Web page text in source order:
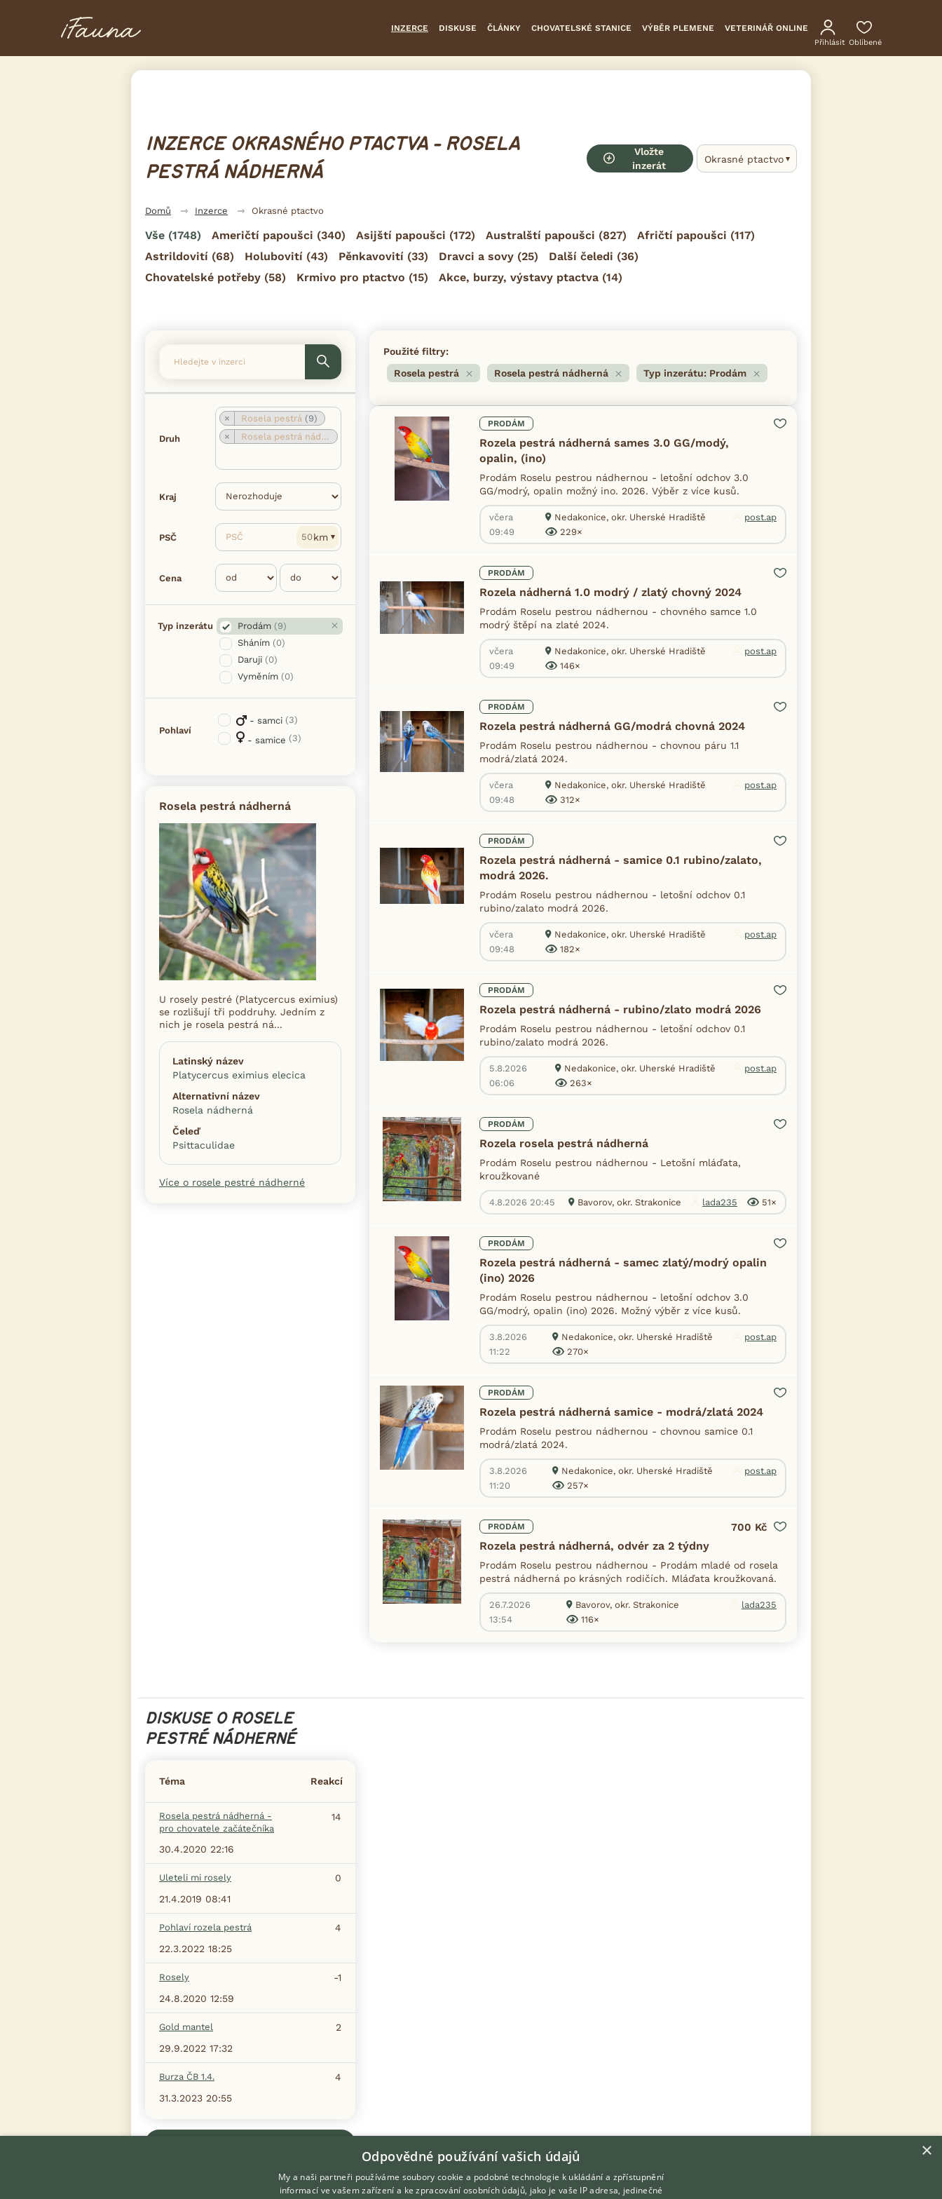
INZERCE DISKUSE ČLÁNKY CHOVATELSKÉ STANICE VÝBĚR PLEMENE VETERINÁŘ ONLINE
Přihlásit Oblíbené
INZERCE OKRASNÉHO PTACTVA - ROSELA
PESTRÁ NÁDHERNÁ
Vložte
inzerát
Okrasné ptactvo
Domů Inzerce Okrasné ptactvo
Vše (1748) Američtí papoušci (340) Asijští papoušci (172) Australští papoušci (827) Afričtí papoušci (117)
Astrildovití (68) Holubovití (43) Pěnkavovití (33) Dravci a sovy (25) Další čeledi (36)
Chovatelské potřeby (58) Krmivo pro ptactvo (15) Akce, burzy, výstavy ptactva (14)
Druh
× Rosela pestrá (9)
×
Rosela pestrá nádherná
Kraj
PSČ PSČ km
Cena
Typ inzerátu Prodám (9)
Sháním (0)
Daruji (0)
Vyměním (0)
Pohlaví
- samci (3)
- samice (3)
Rosela pestrá nádherná
U rosely pestré (Platycercus eximius)
se rozlišují tři poddruhy. Jedním z
nich je rosela pestrá ná...
Latinský název
Platycercus eximius elecica
Alternativní název
Rosela nádherná
Čeleď
Psittaculidae
Více o rosele pestré nádherné
Použité filtry:
Rosela pestrá
Rosela pestrá nádherná Typ inzerátu: Prodám
PRODÁM
Rozela pestrá nádherná sames 3.0 GG/modý,
opalin, (ino)
Prodám Roselu pestrou nádhernou - letošní odchov 3.0
GG/modrý, opalin možný ino. 2026. Výběr z více kusů.
včera
09:49
Nedakonice, okr. Uherské Hradiště
post.ap
229×
PRODÁM
Rozela nádherná 1.0 modrý / zlatý chovný 2024
Prodám Roselu pestrou nádhernou - chovného samce 1.0
modrý štěpí na zlaté 2024.
včera
09:49
Nedakonice, okr. Uherské Hradiště
post.ap
146×
PRODÁM
Rozela pestrá nádherná GG/modrá chovná 2024
Prodám Roselu pestrou nádhernou - chovnou páru 1.1
modrá/zlatá 2024.
včera
09:48
Nedakonice, okr. Uherské Hradiště
post.ap
312×
PRODÁM
Rozela pestrá nádherná - samice 0.1 rubino/zalato,
modrá 2026.
Prodám Roselu pestrou nádhernou - letošní odchov 0.1
rubino/zalato modrá 2026.
včera
09:48
Nedakonice, okr. Uherské Hradiště
post.ap
182×
PRODÁM
Rozela pestrá nádherná - rubino/zlato modrá 2026
Prodám Roselu pestrou nádhernou - letošní odchov 0.1
rubino/zalato modrá 2026.
5.8.2026
06:06
Nedakonice, okr. Uherské Hradiště
post.ap
263×
PRODÁM
Rozela rosela pestrá nádherná
Prodám Roselu pestrou nádhernou - Letošní mláďata,
kroužkované
4.8.2026 20:45 Bavorov, okr. Strakonice lada235 51×
PRODÁM
Rozela pestrá nádherná - samec zlatý/modrý opalin
(ino) 2026
Prodám Roselu pestrou nádhernou - letošní odchov 3.0
GG/modrý, opalin (ino) 2026. Možný výběr z více kusů.
3.8.2026
11:22
Nedakonice, okr. Uherské Hradiště
post.ap
270×
PRODÁM
Rozela pestrá nádherná samice - modrá/zlatá 2024
Prodám Roselu pestrou nádhernou - chovnou samice 0.1
modrá/zlatá 2024.
3.8.2026
11:20
Nedakonice, okr. Uherské Hradiště
post.ap
257×
PRODÁM
Rozela pestrá nádherná, odvér za 2 týdny
700 Kč
Prodám Roselu pestrou nádhernou - Prodám mladé od rosela
pestrá nádherná po krásných rodičích. Mláďata kroužkovaná.
26.7.2026
13:54
Bavorov, okr. Strakonice
lada235
116×
DISKUSE O ROSELE
PESTRÉ NÁDHERNÉ
Téma Reakcí
Rosela pestrá nádherná -
pro chovatele začátečníka
14
30.4.2020 22:16
Uleteli mi rosely
0
21.4.2019 08:41
Pohlaví rozela pestrá
4
22.3.2022 18:25
Rosely
-1
24.8.2020 12:59
Gold mantel
2
29.9.2022 17:32
Burza ČB 1.4.
4
31.3.2023 20:55
×
Odpovědné používání vašich údajů
My a naši partneři používáme soubory cookie a podobné technologie k ukládání a zpřístupnění
informací ve vašem zařízení a ke zpracování osobních údajů, jako je vaše IP adresa, jedinečné